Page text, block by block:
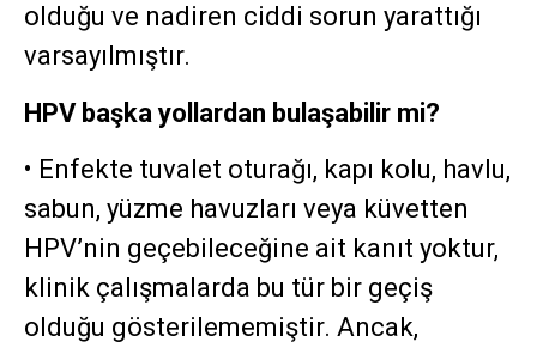
olduğu ve nadiren ciddi sorun yarattığı
varsayılmıştır.
HPV başka yollardan bulaşabilir mi?
• Enfekte tuvalet oturağı, kapı kolu, havlu,
sabun, yüzme havuzları veya küvetten
HPV’nin geçebileceğine ait kanıt yoktur,
klinik çalışmalarda bu tür bir geçiş
olduğu gösterilememiştir. Ancak,